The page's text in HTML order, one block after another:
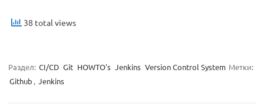
38 total views
Раздел: CI/CD Git HOWTO's Jenkins Version Control System Метки:
Github , Jenkins